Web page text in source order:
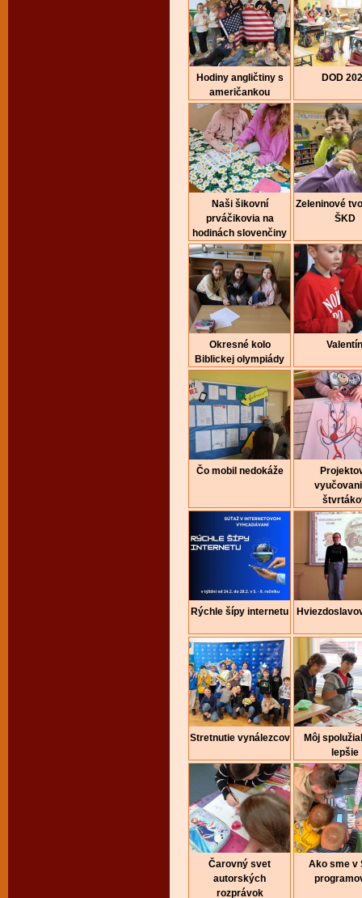
Hodiny angličtiny s
američankou
DOD
Naši šikovní
prváčikovia na
hodinách slovenčiny
Zeleninové
ŠKD
Okresné kolo
Biblickej olympiády
Valentín
Čo mobil nedokáže
Rýchle šípy internetu
Stretnutie vynálezcov
Môj
lepšie
Čarovný svet
autorských
rozprávok
Ako sme v